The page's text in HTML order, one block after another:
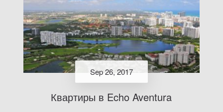
Sep 26, 2017
Квартиры в Echo Aventura